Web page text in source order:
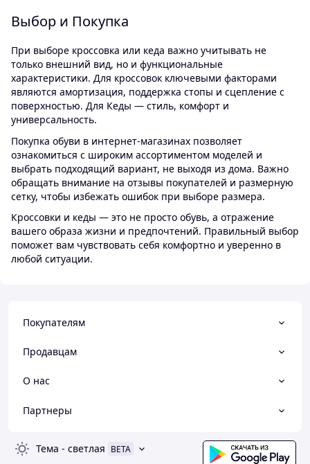
Выбор и Покупка
При выборе кроссовка или кеда важно учитывать не
только внешний вид, но и функциональные
характеристики. Для кроссовок ключевыми факторами
являются амортизация, поддержка стопы и сцепление с
поверхностью. Для Кеды — стиль, комфорт и
универсальность.
Покупка обуви в интернет-магазинах позволяет
ознакомиться с широким ассортиментом моделей и
выбрать подходящий вариант, не выходя из дома. Важно
обращать внимание на отзывы покупателей и размерную
сетку, чтобы избежать ошибок при выборе размера.
Кроссовки и кеды — это не просто обувь, а отражение
вашего образа жизни и предпочтений. Правильный выбор
поможет вам чувствовать себя комфортно и уверенно в
любой ситуации.
Покупателям
Продавцам
О нас
Партнеры
Тема - светлая BETA